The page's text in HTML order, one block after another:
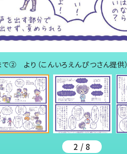
② より（こんいろえんぴつさん提供）
2 / 8